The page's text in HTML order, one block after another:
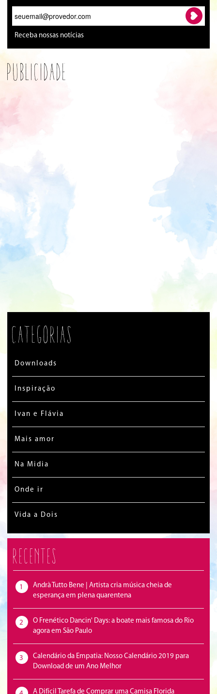
Receba nossas notícias
Publicidade
Categorias
Downloads
Inspiração
Ivan e Flávia
Mais amor
Na Midia
Onde ir
Vida a Dois
Recentes
1
Andrà Tutto Bene | Artista cria música cheia de
esperança em plena quarentena
2
O Frenético Dancin' Days: a boate mais famosa do Rio
agora em São Paulo
3
Calendário da Empatia: Nosso Calendário 2019 para
Download de um Ano Melhor
A Difícil Tarefa de Comprar uma Camisa Florida